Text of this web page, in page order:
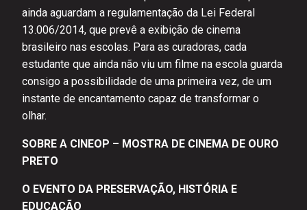
ainda aguardam a regulamentação da Lei Federal
13.006/2014, que prevê a exibição de cinema
brasileiro nas escolas. Para as curadoras, cada
estudante que ainda não viu um filme na escola guarda
consigo a possibilidade de uma primeira vez, de um
instante de encantamento capaz de transformar o
olhar.
SOBRE A CINEOP – MOSTRA DE CINEMA DE OURO
PRETO
O EVENTO DA PRESERVAÇÃO, HISTÓRIA E
EDUCAÇÃO